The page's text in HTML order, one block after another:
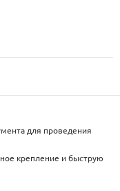
для проведения
крепление и быструю